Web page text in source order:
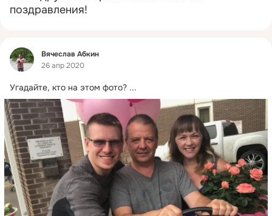
поздравления!
Фид
Вячеслав Абкин
26 апр 2020
Угадайте, кто на этом фото? ...